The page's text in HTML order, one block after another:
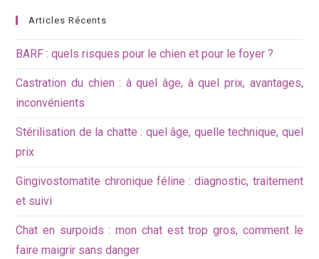
Articles Récents
BARF : quels risques pour le chien et pour le foyer ?
Castration du chien : à quel âge, à quel prix, avantages,
inconvénients
Stérilisation de la chatte : quel âge, quelle technique, quel
prix
Gingivostomatite chronique féline : diagnostic, traitement
et suivi
Chat en surpoids : mon chat est trop gros, comment le
faire maigrir sans danger